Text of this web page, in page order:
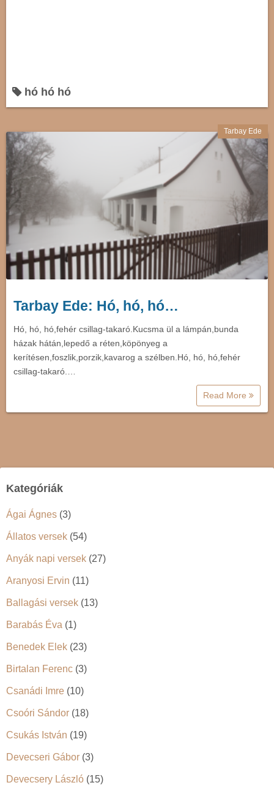
hó hó hó
Tarbay Ede
Tarbay Ede: Hó, hó, hó…
Hó, hó, hó,fehér csillag-takaró.Kucsma ül a lámpán,bunda
házak hátán,lepedő a réten,köpönyeg a
kerítésen,foszlik,porzik,kavarog a szélben.Hó, hó, hó,fehér
csillag-takaró.…
Read More
Kategóriák
Ágai Ágnes (3)
Állatos versek (54)
Anyák napi versek (27)
Aranyosi Ervin (11)
Ballagási versek (13)
Barabás Éva (1)
Benedek Elek (23)
Birtalan Ferenc (3)
Csanádi Imre (10)
Csoóri Sándor (18)
Csukás István (19)
Devecseri Gábor (3)
Devecsery László (15)